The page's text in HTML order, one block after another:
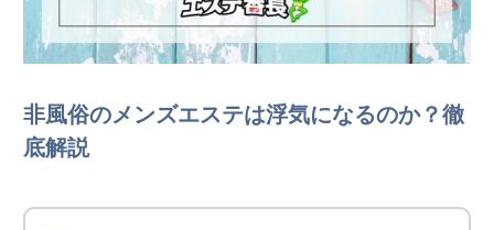
非風俗のメンズエステは浮気になるのか？徹
底解説